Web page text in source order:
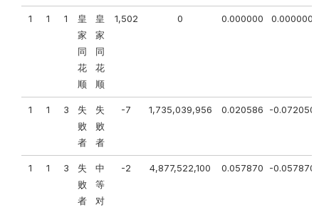
1 1 1
皇
家
同
花
顺
皇
家
同
花
顺
1,502 0 0.000000 0.000000
1 1 3
失
败
者
失
败
者
-7 1,735,039,956 0.020586 -0.072050
1 1 3
失
败
者
中
等
对
-2 4,877,522,100 0.057870 -0.057870